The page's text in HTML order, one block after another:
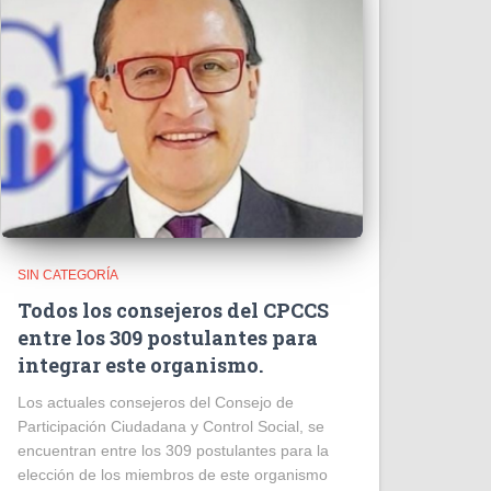
SIN CATEGORÍA
Todos los consejeros del CPCCS
entre los 309 postulantes para
integrar este organismo.
Los actuales consejeros del Consejo de
Participación Ciudadana y Control Social, se
encuentran entre los 309 postulantes para la
elección de los miembros de este organismo